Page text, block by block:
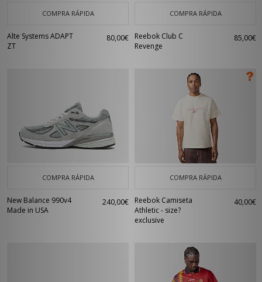
COMPRA RÁPIDA
Alte Systems ADAPT
ZT
80,00€
COMPRA RÁPIDA
Reebok Club C
Revenge
85,00€
COMPRA RÁPIDA
New Balance 990v4
Made in USA
240,00€
COMPRA RÁPIDA
Reebok Camiseta
Athletic - size?
exclusive
40,00€